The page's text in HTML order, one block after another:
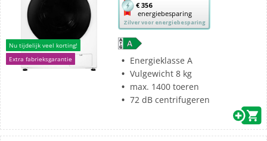
Nu tijdelijk veel korting!
Extra fabrieksgarantie
beoordelingen
€ 356
energiebesparing
Zilver voor energiebesparing
Met
deze
knop
opent
Youreko’s
tool
voor
energiebesparing.
Energieklasse A
Vulgewicht 8 kg
max. 1400 toeren
72 dB centrifugeren